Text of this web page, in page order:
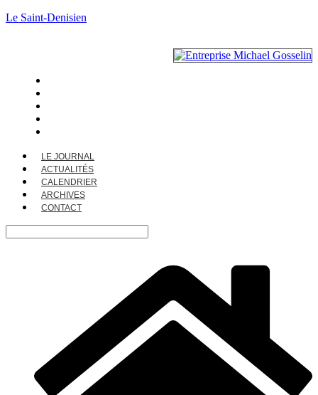
Le Saint-Denisien
LE JOURNAL
ACTUALITÉS
CALENDRIER
ARCHIVES
CONTACT